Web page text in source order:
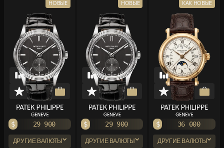
НОВЫЕ
$ 29 900
ДРУГИЕ ВАЛЮТЫ
НОВЫЕ
$ 29 900
ДРУГИЕ ВАЛЮТЫ
КАК НОВЫЕ
$ 36 000
ДРУГИЕ ВАЛЮТЫ